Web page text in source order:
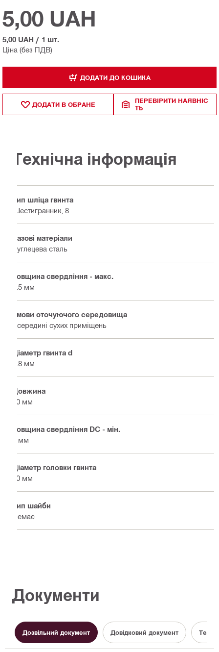
Ціна (без ПДВ)
5,00 UAH
5,00 UAH / 1 шт.
ДОДАТИ ДО КОШИКА
ДОДАТИ В ОБРАНЕ
ПЕРЕВІРИТИ НАЯВНІС
ТЬ
Технічна інформація
Тип шліца гвинта
Шестигранник, 8
Базові матеріали
Вуглецева сталь
Товщина свердління - макс.
2.5 мм
Умови оточуючого середовища
Всередині сухих приміщень
Діаметр гвинта d
4.8 мм
Довжина
20 мм
Товщина свердління DC - мін.
1 мм
Діаметр головки гвинта
10 мм
Тип шайби
Немає
Документи
Дозвільний документ Довідковий документ